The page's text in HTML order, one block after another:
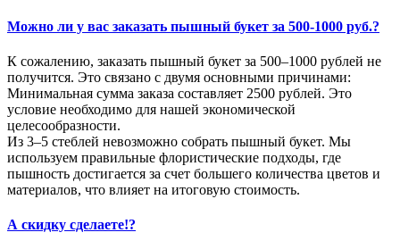
Можно ли у вас заказать пышный букет за 500-1000 руб.?
К сожалению, заказать пышный букет за 500–1000 рублей не
получится. Это связано с двумя основными причинами:
Минимальная сумма заказа составляет 2500 рублей. Это
условие необходимо для нашей экономической
целесообразности.
Из 3–5 стеблей невозможно собрать пышный букет. Мы
используем правильные флористические подходы, где
пышность достигается за счет большего количества цветов и
материалов, что влияет на итоговую стоимость.
А скидку сделаете!?